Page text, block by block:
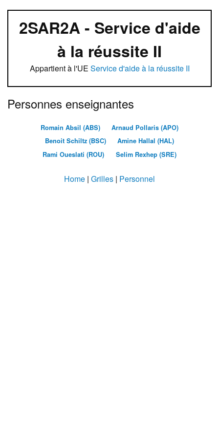
2SAR2A - Service d'aide
à la réussite II
Appartient à l'UE Service d'aide à la réussite II
Personnes enseignantes
Romain Absil (ABS)
Arnaud Pollaris (APO)
Benoit Schiltz (BSC)
Amine Hallal (HAL)
Rami Oueslati (ROU)
Selim Rexhep (SRE)
Home | Grilles | Personnel